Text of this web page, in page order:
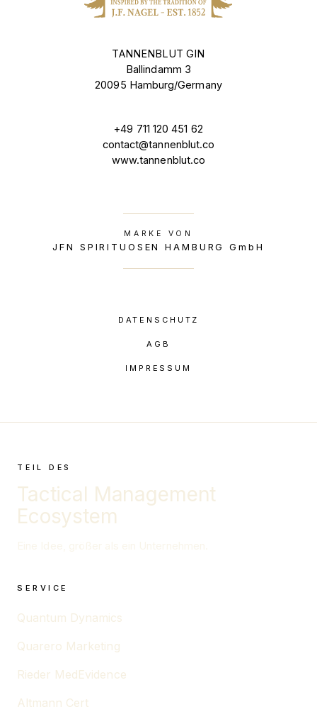
TANNENBLUT GIN
Ballindamm 3
20095 Hamburg/Germany
+49 711 120 451 62
contact@tannenblut.co
www.tannenblut.co
MARKE VON
JFN SPIRITUOSEN HAMBURG GmbH
DATENSCHUTZ
AGB
IMPRESSUM
TEIL DES
Tactical Management
Ecosystem
SERVICE
Quantum Dynamics
Quarero Marketing
Rieder MedEvidence
Altmann Cert